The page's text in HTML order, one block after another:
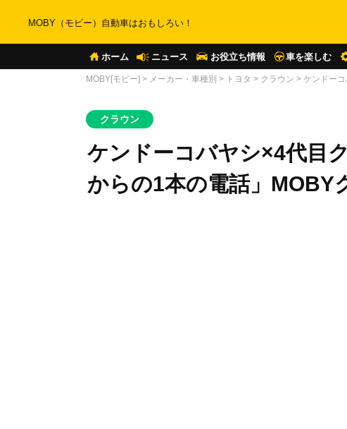
MOBY（モビー）自動車はおもしろい！
ホーム ニュース お役立ち情報 車を楽しむ
MOBY[モビー] > メーカー・車種別 > トヨタ > クラウン > ケンドー
クラウン
ケンドーコバヤシ×4代目
からの1本の電話」MOBY